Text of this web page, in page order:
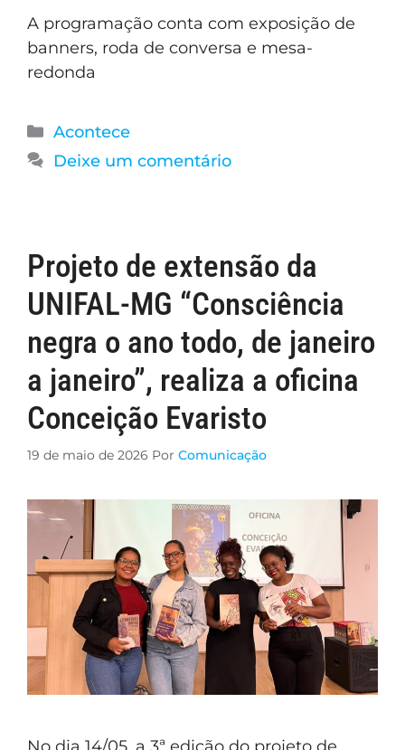
A programação conta com exposição de
banners, roda de conversa e mesa-
redonda
Acontece
Deixe um comentário
Projeto de extensão da
UNIFAL-MG “Consciência
negra o ano todo, de janeiro
a janeiro”, realiza a oficina
Conceição Evaristo
19 de maio de 2026 Por Comunicação